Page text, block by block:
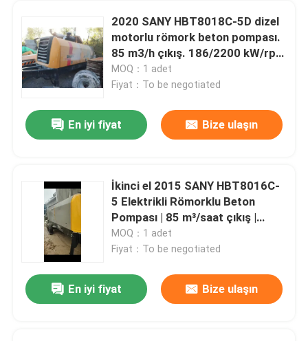
Ana sayfa
2020 SANY HBT8018C-5D dizel
motorlu römork beton pompası.
85 m3/h çıkış. 186/2200 kW/rpm
motor.
MOQ：1 adet
Fiyat：To be negotiated
En iyi fiyat Bize ulaşın
İkinci el 2015 SANY HBT8016C-
5 Elektrikli Römorklu Beton
Pompası | 85 m³/saat çıkış |
16MPa
MOQ：1 adet
Fiyat：To be negotiated
En iyi fiyat Bize ulaşın